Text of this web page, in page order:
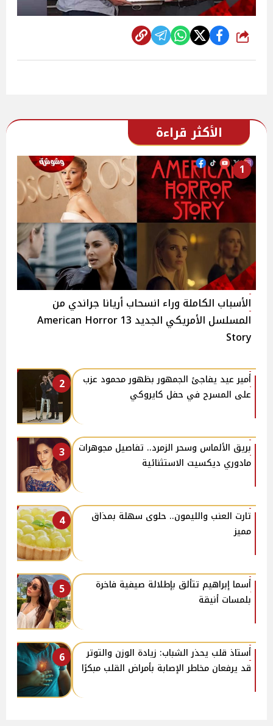
شارك
الأكثر قراءة
1
الأسباب الكاملة وراء انسحاب أريانا جراندي من
المسلسل الأمريكي الجديد 13 American Horror
Story
2
أمير عيد يفاجئ الجمهور بظهور محمود عزب
على المسرح في حفل كايروكي
3
بريق الألماس وسحر الزمرد.. تفاصيل مجوهرات
مادوري ديكسيت الاستثنائية
4
تارت العنب والليمون.. حلوى سهلة بمذاق
مميز
5
أسما إبراهيم تتألق بإطلالة صيفية فاخرة
بلمسات أنيقة
6
أستاذ قلب يحذر الشباب: زيادة الوزن والتوتر
قد يرفعان مخاطر الإصابة بأمراض القلب مبكرًا